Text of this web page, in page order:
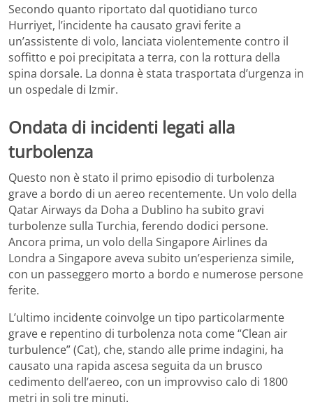
Secondo quanto riportato dal quotidiano turco
Hurriyet, l’incidente ha causato gravi ferite a
un’assistente di volo, lanciata violentemente contro il
soffitto e poi precipitata a terra, con la rottura della
spina dorsale. La donna è stata trasportata d’urgenza in
un ospedale di Izmir.
Ondata di incidenti legati alla
turbolenza
Questo non è stato il primo episodio di turbolenza
grave a bordo di un aereo recentemente. Un volo della
Qatar Airways da Doha a Dublino ha subito gravi
turbolenze sulla Turchia, ferendo dodici persone.
Ancora prima, un volo della Singapore Airlines da
Londra a Singapore aveva subito un’esperienza simile,
con un passeggero morto a bordo e numerose persone
ferite.
L’ultimo incidente coinvolge un tipo particolarmente
grave e repentino di turbolenza nota come “Clean air
turbulence” (Cat), che, stando alle prime indagini, ha
causato una rapida ascesa seguita da un brusco
cedimento dell’aereo, con un improvviso calo di 1800
metri in soli tre minuti.